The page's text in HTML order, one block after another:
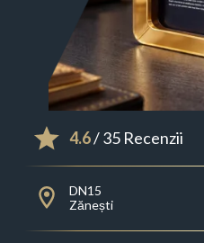
4.6/ 35 Recenzii
DN15
Zănești